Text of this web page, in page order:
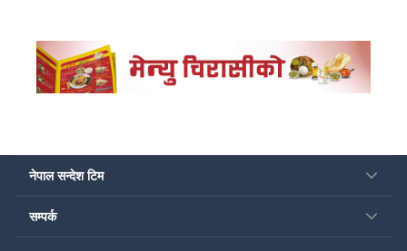
नेपाल सन्देश टिम
सम्पर्क